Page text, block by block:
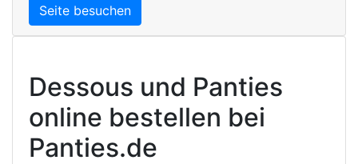
Seite besuchen
Dessous und Panties
online bestellen bei
Panties.de